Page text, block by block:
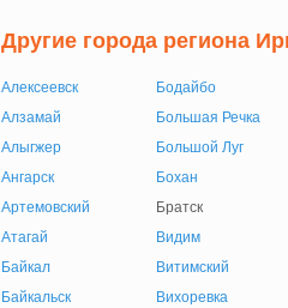
Другие города региона
Алексеевск
Алзамай
Алыгжер
Ангарск
Артемовский
Атагай
Байкал
Байкальск
Бодайбо
Большая Речка
Большой Луг
Бохан
Братск
Видим
Витимский
Вихоревка